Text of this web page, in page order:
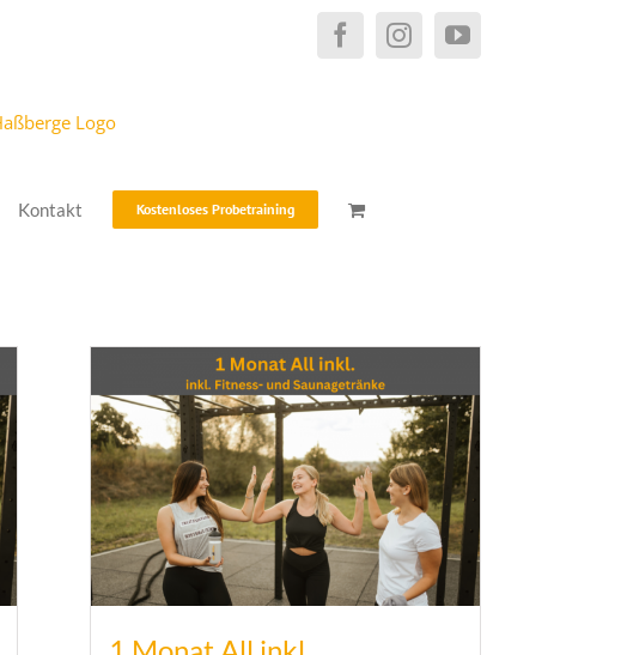
FacebookInstagramYouTube
Kontakt Kostenloses Probetraining